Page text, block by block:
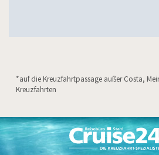
*auf die Kreuzfahrtpassage außer Costa,
Kreuzfahrten